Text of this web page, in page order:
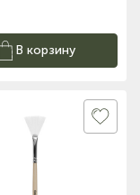
В корзину